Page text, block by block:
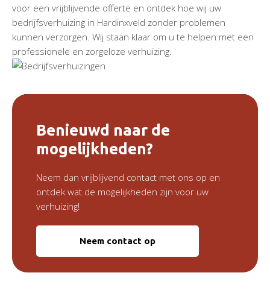
voor een vrijblijvende offerte en ontdek hoe wij uw
bedrijfsverhuizing in Hardinxveld zonder problemen
kunnen verzorgen. Wij staan klaar om u te helpen met een
professionele en zorgeloze verhuizing.
Benieuwd naar de
mogelijkheden?
Neem dan vrijblijvend contact met ons op en
ontdek wat de mogelijkheden zijn voor uw
verhuizing!
Neem contact op